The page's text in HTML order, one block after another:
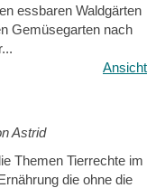
essbaren Waldgärten
Gemüsegarten nach
Ansicht
Astrid
Themen Tierrechte im
die ohne die